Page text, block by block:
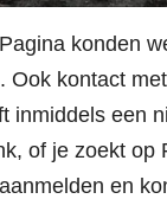
konden
Ook kontact
inmiddels een
of je zoekt op
en